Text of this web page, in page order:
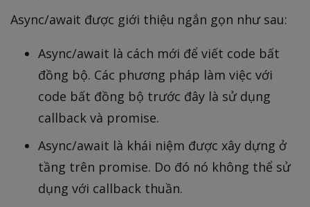
Async/await được giới thiệu ngắn gọn như sau:
Async/await là cách mới để viết code bất
đồng bộ. Các phương pháp làm việc với
code bất đồng bộ trước đây là sử dụng
callback và promise.
Async/await là khái niệm được xây dựng ở
tầng trên promise. Do đó nó không thể sử
dụng với callback thuần.